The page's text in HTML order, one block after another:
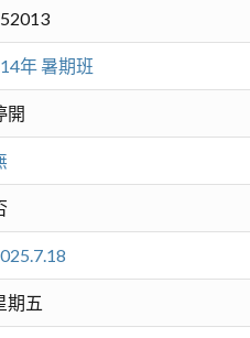
年 暑期班
開
期五